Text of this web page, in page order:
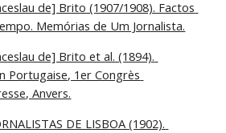
de] Brito (1907/1908). Factos
Memórias de Um Jornalista.
de] Brito et al. (1894).
Portugaise, 1er Congrès
Anvers.
DE LISBOA (1902).